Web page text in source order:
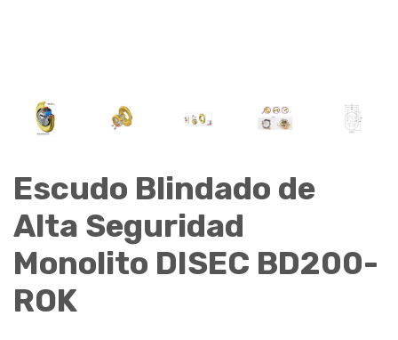
Escudo Blindado de
Alta Seguridad
Monolito DISEC BD200-
ROK